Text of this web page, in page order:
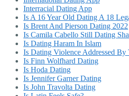
Interracial Dating App
Is A 16 Year Old Dating A 18
Is Brent And Pierson Dating 2022
Is Camila Cabello Still Dating
Is Dating Haram In Islam
Is Dating Violence Addressed By
Is Finn Wolfhard Dating
Is Hoda Dating
Is Jennifer Garner Dating
Is John Travolta Dating